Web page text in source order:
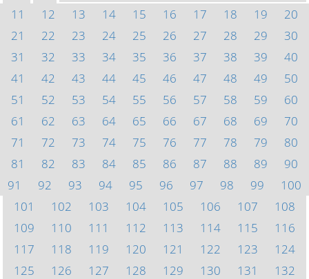
11
12 13 14 15 16 17 18 19
20
21
22 23 24 25 26 27 28 29
30
31
32 33 34 35 36 37 38 39
40
41
42 43 44 45 46 47 48 49
50
51
52 53 54 55 56 57 58 59
60
61
62 63 64 65 66 67 68 69
70
71
72 73 74 75 76 77 78 79
80
81
82 83 84 85 86 87 88 89
90
91
92 93 94 95 96 97 98 99
100
101
102 103 104 105 106 107
108
109
110 111 112 113 114 115
116
117
118 119 120 121 122 123
124
125
126 127 128 129 130 131
132